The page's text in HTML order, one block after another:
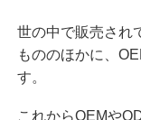
世の中で販売され
もののほかに、
す。
これからOEMや